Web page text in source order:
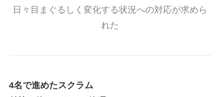
日々目まぐるしく変化する状況への対応が求めら
れた
4名で進めたスクラム